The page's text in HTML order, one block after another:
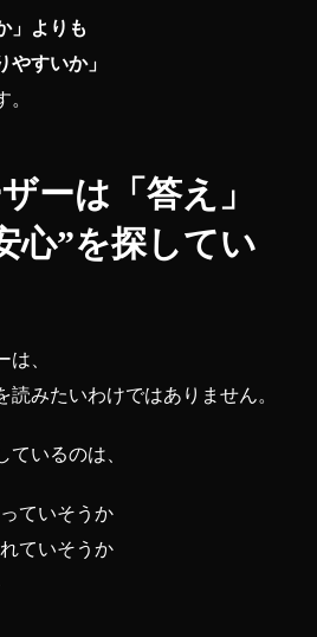
」よりも
やすいか」
ーは「答え」
心”を探してい
は、
読みたいわけではありません。
いるのは、
ていそうか
ていそうか